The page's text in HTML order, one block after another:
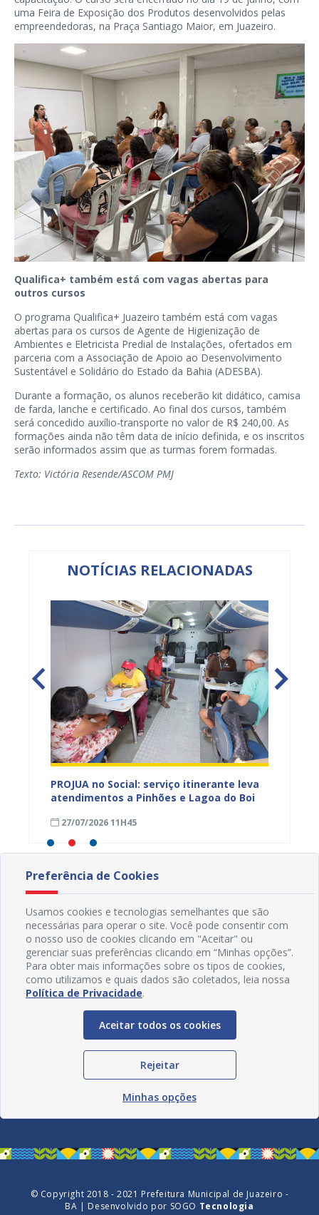
uma Feira de Exposição dos Produtos desenvolvidos pelas
empreendedoras, na Praça Santiago Maior, em Juazeiro.
Qualifica+ também está com vagas abertas para
outros cursos
O programa Qualifica+ Juazeiro também está com vagas
abertas para os cursos de Agente de Higienização de
Ambientes e Eletricista Predial de Instalações, ofertados em
parceria com a Associação de Apoio ao Desenvolvimento
Sustentável e Solidário do Estado da Bahia (ADESBA).
Durante a formação, os alunos receberão kit didático, camisa
de farda, lanche e certificado. Ao final dos cursos, também
será concedido auxílio-transporte no valor de R$ 240,00. As
formações ainda não têm data de início definida, e os inscritos
serão informados assim que as turmas forem formadas.
Texto: Victória Resende/ASCOM PMJ
NOTÍCIAS RELACIONADAS
PROJUA no Social: serviço itinerante leva
atendimentos a Pinhões e Lagoa do Boi
27/07/2026 11H45
Redes Sociais
© Copyright 2018 - 2021 Prefeitura Municipal de Juazeiro -
BA | Desenvolvido por SOGO Tecnologia
Preferência de Cookies
Usamos cookies e tecnologias semelhantes que são
necessárias para operar o site. Você pode consentir com
o nosso uso de cookies clicando em "Aceitar" ou
gerenciar suas preferências clicando em “Minhas opções”.
Para obter mais informações sobre os tipos de cookies,
como utilizamos e quais dados são coletados, leia nossa
Política de Privacidade.
Aceitar todos os cookies
Rejeitar
Minhas opções